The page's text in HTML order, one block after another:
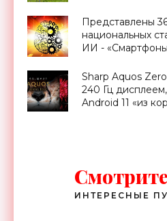
Представлены
национальных
ИИ -
Sharp Aquos
240 Гц
Android 11 «из
ИНТЕРЕСНЫЕ